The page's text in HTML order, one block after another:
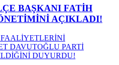
BAŞKANI FATİH
AÇIKLADI!